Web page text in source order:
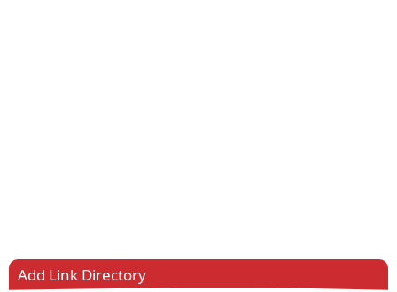
Add Link Directory